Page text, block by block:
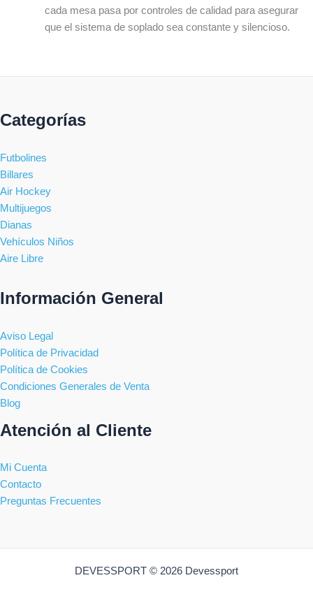
cada mesa pasa por controles de calidad para asegurar
que el sistema de soplado sea constante y silencioso.
Categorías
Futbolines
Billares
Air Hockey
Multijuegos
Dianas
Vehículos Niños
Aire Libre
Información General
Aviso Legal
Política de Privacidad
Política de Cookies
Condiciones Generales de Venta
Blog
Atención al Cliente
Mi Cuenta
Contacto
Preguntas Frecuentes
DEVESSPORT © 2026 Devessport